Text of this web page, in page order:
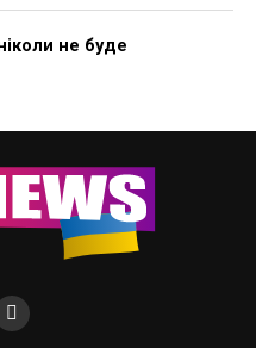
не буде